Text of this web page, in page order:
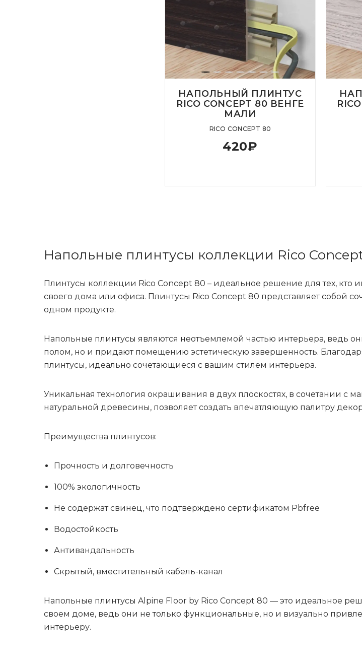
НАПОЛЬНЫЙ ПЛИНТУС
RICO CONCEPT 80 ВЕНГЕ
МАЛИ
RICO CONCEPT 80
420₽
Напольные плинтусы коллекции Rico
Плинтусы коллекции Rico Concept 80 – идеальное решение для тех,
своего дома или офиса. Плинтусы Rico Concept 80 представляет собой
одном продукте.
Напольные плинтусы являются неотъемлемой частью интерьера, ведь
полом, но и придают помещению эстетическую завершенность.
плинтусы, идеально сочетающиеся с вашим стилем интерьера.
Уникальная технология окрашивания в двух плоскостях, в сочетании
натуральной древесины, позволяет создать впечатляющую палитру
Преимущества плинтусов:
Прочность и долговечность
100% экологичность
Не содержат свинец, что подтверждено сертификатом Pbfree
Водостойкость
Антивандальность
Скрытый, вместительный кабель-канал
Напольные плинтусы Alpine Floor by Rico Concept 80 — это идеальное
своем доме, ведь они не только функциональные, но и визуально
интерьеру.